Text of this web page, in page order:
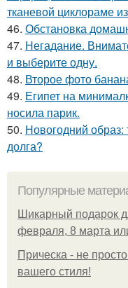
тканевой циклораме
46. Обстановка
47. Негадание.
и выберите одну.
48. Второе фото
49. Египет на
носила парик.
50. Новогодний образ:
долга?
Популярные
Шикарный подарок
февраля, 8 марта
Прическа - не
вашего стиля!